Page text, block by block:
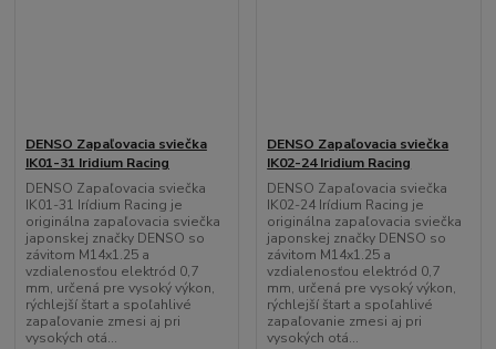
DENSO Zapaľovacia sviečka
IK01-31 Iridium Racing
DENSO Zapaľovacia sviečka
IK01-31 Irídium Racing je
originálna zapaľovacia sviečka
japonskej značky DENSO so
závitom M14x1.25 a
vzdialenosťou elektród 0,7
mm, určená pre vysoký výkon,
rýchlejší štart a spoľahlivé
zapaľovanie zmesi aj pri
vysokých otá...
DENSO Zapaľovacia sviečka
IK02-24 Iridium Racing
DENSO Zapaľovacia sviečka
IK02-24 Irídium Racing je
originálna zapaľovacia sviečka
japonskej značky DENSO so
závitom M14x1.25 a
vzdialenosťou elektród 0,7
mm, určená pre vysoký výkon,
rýchlejší štart a spoľahlivé
zapaľovanie zmesi aj pri
vysokých otá...